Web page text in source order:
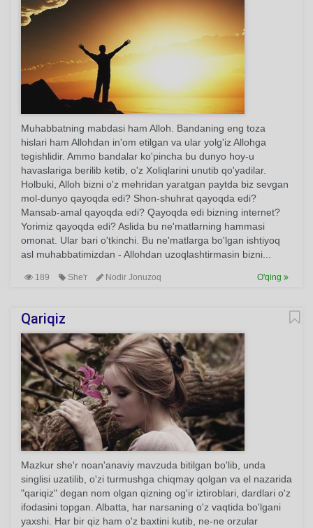
Muhabbatning mabdasi ham Alloh. Bandaning eng toza
hislari ham Allohdan in'om etilgan va ular yolg'iz Allohga
tegishlidir. Ammo bandalar ko'pincha bu dunyo hoy-u
havaslariga berilib ketib, o'z Xoliqlarini unutib qo'yadilar.
Holbuki, Alloh bizni o'z mehridan yaratgan paytda biz sevgan
mol-dunyo qayoqda edi? Shon-shuhrat qayoqda edi?
Mansab-amal qayoqda edi? Qayoqda edi bizning internet?
Yorimiz qayoqda edi? Aslida bu ne'matlarning hammasi
omonat. Ular bari o'tkinchi. Bu ne'matlarga bo'lgan ishtiyoq
asl muhabbatimizdan - Allohdan uzoqlashtirmasin bizni...
189 She'r Nodir Jonuzoq O'qing
Qariqiz
Mazkur she'r noan'anaviy mavzuda bitilgan bo'lib, unda
singlisi uzatilib, o'zi turmushga chiqmay qolgan va el nazarida
"qariqiz" degan nom olgan qizning og'ir iztiroblari, dardlari o'z
ifodasini topgan. Albatta, har narsaning o'z vaqtida bo'lgani
yaxshi. Har bir qiz ham o'z baxtini kutib, ne-ne orzular